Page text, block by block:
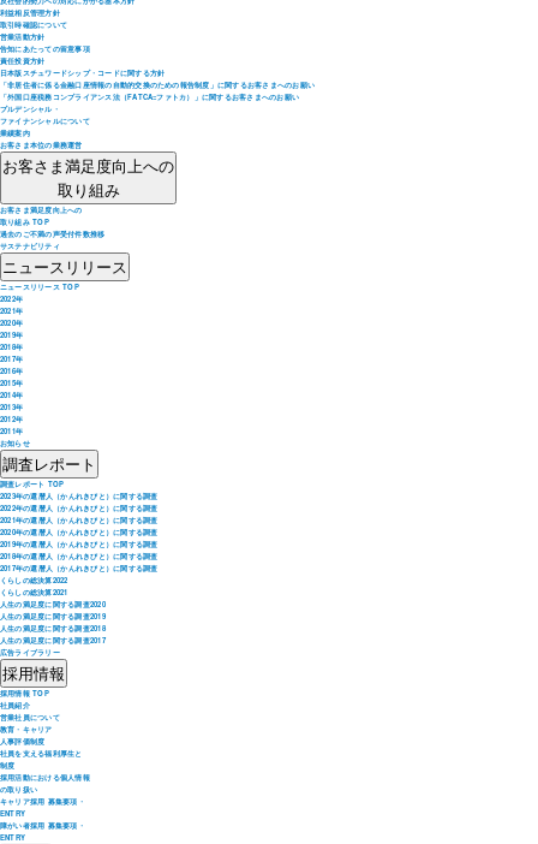
利益相反管理方針
取引時確認について
営業活動方針
告知にあたっての留意事項
責任投資方針
日本版スチュワードシップ・コードに関する方針
「非居住者に係る金融口座情報の自動的交換のための報告制度」に関するお客さまへのお願い
「外国口座税務コンプライアンス法（FATCA=ファトカ）」に関するお客さまへのお願い
プルデンシャル・
ファイナンシャルについて
業績案内
お客さま本位の業務運営
お客さま満足度向上への
取り組み
お客さま満足度向上への
取り組み TOP
過去のご不満の声受付件数推移
サステナビリティ
ニュースリリース
ニュースリリース TOP
2022年
2021年
2020年
2019年
2018年
2017年
2016年
2015年
2014年
2013年
2012年
2011年
お知らせ
調査レポート
調査レポート TOP
2023年の還暦人（かんれきびと）に関する調査
2022年の還暦人（かんれきびと）に関する調査
2021年の還暦人（かんれきびと）に関する調査
2020年の還暦人（かんれきびと）に関する調査
2019年の還暦人（かんれきびと）に関する調査
2018年の還暦人（かんれきびと）に関する調査
2017年の還暦人（かんれきびと）に関する調査
くらしの総決算2022
くらしの総決算2021
人生の満足度に関する調査2020
人生の満足度に関する調査2019
人生の満足度に関する調査2018
人生の満足度に関する調査2017
広告ライブラリー
採用情報
採用情報 TOP
社員紹介
営業社員について
教育・キャリア
人事評価制度
社員を支える福利厚生と
制度
採用活動における個人情報
の取り扱い
キャリア採用 募集要項・
ENTRY
障がい者採用 募集要項・
ENTRY